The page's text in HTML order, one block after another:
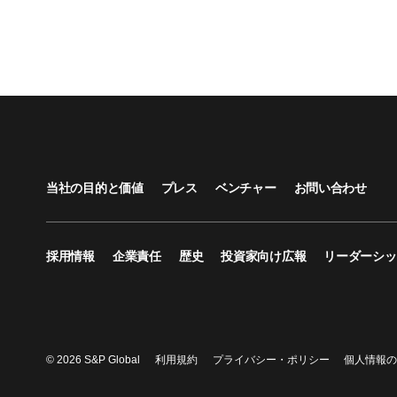
当社の目的と価値 プレス ベンチャー お問い合わせ
採用情報 企業責任 歴史 投資家向け広報 リーダーシ
© 2026 S&P Global 利用規約 プライバシー・ポリシー 個人情報